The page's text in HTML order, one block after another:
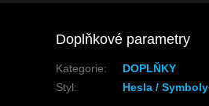
Doplňkové parametry
Kategorie:
DOPLŇKY
Styl: Hesla / Symboly